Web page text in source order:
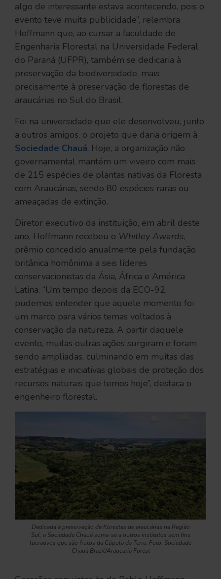
algo de interessante estava acontecendo, pois o
evento teve muita publicidade”, relembra
Hoffmann que, ao cursar a faculdade de
Engenharia Florestal na Universidade Federal
do Paraná (UFPR), também se dedicaria à
preservação da biodiversidade, mais
precisamente à preservação de florestas de
araucárias no Sul do Brasil.
Foi na universidade que ele desenvolveu, junto
a outros amigos, o projeto que daria origem à
Sociedade Chauá. Hoje, a organização não
governamental mantém um viveiro com mais
de 215 espécies de plantas nativas da Floresta
com Araucárias, sendo 80 espécies raras ou
ameaçadas de extinção.
Diretor executivo da instituição, em abril deste
ano, Hoffmann recebeu o Whitley Awards,
prêmio concedido anualmente pela fundação
britânica homônima a seis líderes
conservacionistas da Ásia, África e América
Latina. “Um tempo depois da ECO-92,
pudemos entender que aquele momento foi
um marco para vários temas voltados à
conservação da natureza. A partir daquele
evento, muitas outras ações surgiram e foram
sendo ampliadas, culminando em muitas das
estratégias e iniciativas globais de proteção dos
recursos naturais que temos hoje”, destaca o
engenheiro florestal.
Dedicada à preservação de florestas de araucárias na Região
Sul, a Sociedade Chauá soma-se a outros institutos sem fins
lucrativos que são frutos da Cúpula da Terra. Foto: Sociedade
Chauá Brazil/Araucaria Forest